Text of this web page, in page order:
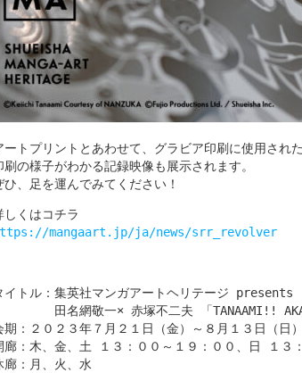
ートプリントとあわせて、グラビア印刷に使用され
刷の様子がわかる記録映像も展示されます。
ひ、足を運んでみてください！
しくはコチラ
mangaart.jp/ja/news/srr_revolver
イトル：集英社マンガアートヘリテージ presents
田名網敬一× 赤塚不二夫 「TANAAMI!!
期：２０２３年７月２１日（金）～８月１３日（日）
廊：木、金、土 １３：００～１９：００、日 １３
廊：月、火、水